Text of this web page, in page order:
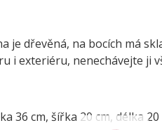
dřevěná, na bocích má
i exteriéru, nenechávejte ji
36 cm, šířka 20 cm, délka 20